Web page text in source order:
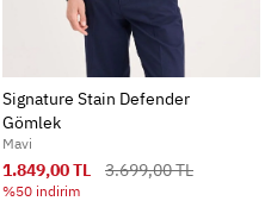
Signature Stain Defender
Gömlek
Mavi
3.699,00 TL
1.849,00 TL
%50 indirim